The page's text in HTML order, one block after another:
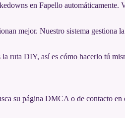
en Fapello
mejor. Nuestro sistema gestiona
ruta DIY, así es cómo hacerlo tú
su página DMCA o de contacto en